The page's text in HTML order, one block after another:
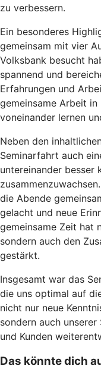
zu verbessern.
Ein besonderes
gemeinsam mit vier
Volksbank besucht
spannend und
Erfahrungen und
gemeinsame Arbeit
voneinander lernen
Neben den
Seminarfahrt auch
untereinander besser
die Abende
gelacht und neue
gemeinsame Zeit hat
sondern auch den
gestärkt.
Insgesamt war das
die uns optimal auf
nicht nur neue
sondern auch
und Kunden
Das könnte dich